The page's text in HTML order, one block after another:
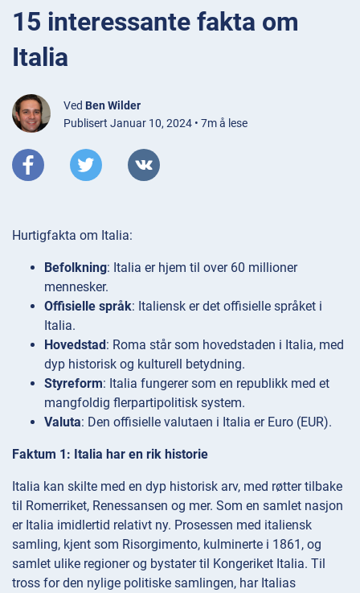
15 interessante fakta om
Italia
Ved Ben Wilder
Publisert Januar 10, 2024 • 7m å lese
Hurtigfakta om Italia:
Befolkning: Italia er hjem til over 60 millioner
mennesker.
Offisielle språk: Italiensk er det offisielle språket i
Italia.
Hovedstad: Roma står som hovedstaden i Italia, med
dyp historisk og kulturell betydning.
Styreform: Italia fungerer som en republikk med et
mangfoldig flerpartipolitisk system.
Valuta: Den offisielle valutaen i Italia er Euro (EUR).
Faktum 1: Italia har en rik historie
Italia kan skilte med en dyp historisk arv, med røtter tilbake
til Romerriket, Renessansen og mer. Som en samlet nasjon
er Italia imidlertid relativt ny. Prosessen med italiensk
samling, kjent som Risorgimento, kulminerte i 1861, og
samlet ulike regioner og bystater til Kongeriket Italia. Til
tross for den nylige politiske samlingen, har Italias